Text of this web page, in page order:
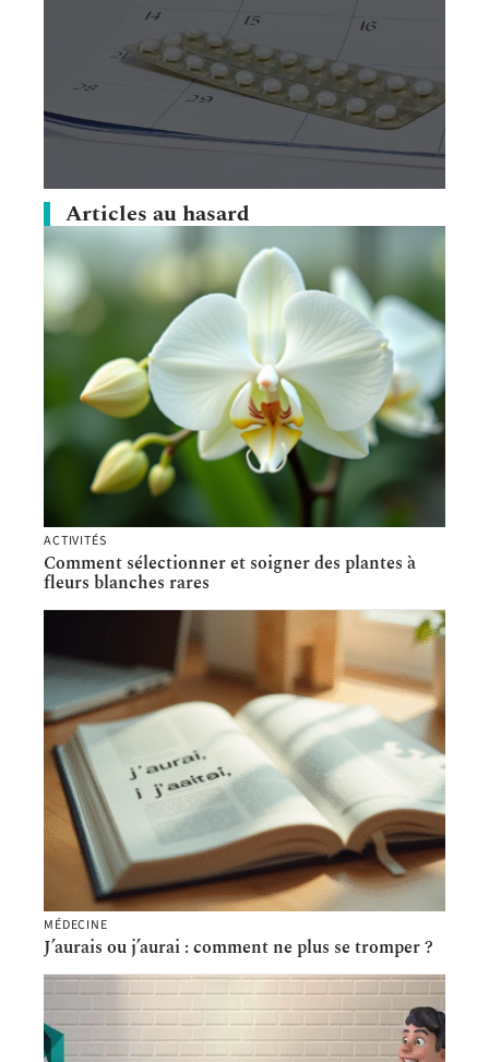
Articles au hasard
ACTIVITÉS
Comment sélectionner et soigner des plantes à
fleurs blanches rares
MÉDECINE
J’aurais ou j’aurai : comment ne plus se tromper ?